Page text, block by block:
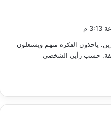
ياخذون الفكرة منهم ويشتغلون
حسب رأيي الشخصي